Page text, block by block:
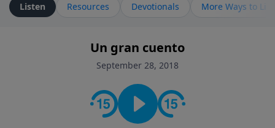
Listen Resources Devotionals More Ways to
Un gran cuento
September 28, 2018